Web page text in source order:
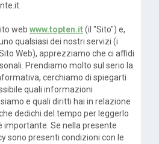
web www.topten.it(il "Sito") e,
qualsiasi dei nostri servizi (i
Web), apprezziamo che ci affidi
Prendiamo molto sul serio la
cerchiamo di spiegarti
quali informazioni
e quali diritti hai in relazione
dedichi del tempo per leggerlo
Se nella presente
sono presenti condizioni con le